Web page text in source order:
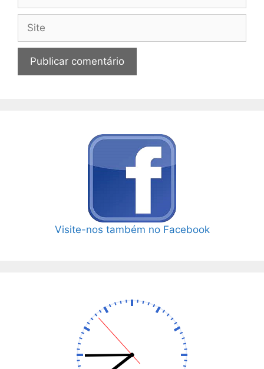
Site
Visite-nos também no Facebook